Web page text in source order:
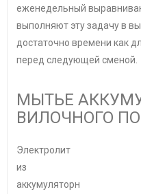
еженедельный
выполняют эту задачу в
достаточно времени как
перед следующей сменой.
МЫТЬЕ
ВИЛОЧНОГО
Электролит
из
аккумуляторн